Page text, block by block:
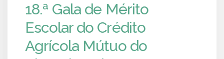
18.ª Gala de Mérito
Escolar do Crédito
Agrícola Mútuo do